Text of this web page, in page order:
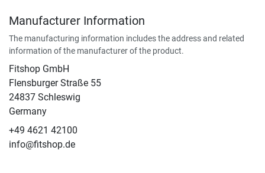
Manufacturer Information
The manufacturing information includes the address and related
information of the manufacturer of the product.
Fitshop GmbH
Flensburger Straße 55
24837 Schleswig
Germany
+49 4621 42100
info@fitshop.de